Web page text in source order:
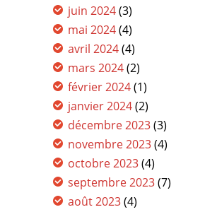
juin 2024(3)
mai 2024(4)
avril 2024(4)
mars 2024(2)
février 2024(1)
janvier 2024(2)
décembre 2023(3)
novembre 2023(4)
octobre 2023(4)
septembre 2023(7)
août 2023(4)